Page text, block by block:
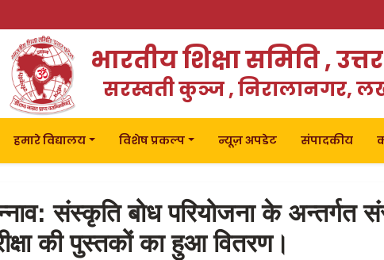
भारतीय शिक्षा समिति ,
सरस्वती कुञ्ज , निरालानगर,
हमारे विद्यालय विशेष प्रकल्प न्यूज़ अपडेट संपादकीय
संस्कृति बोध परियोजना के अन्तर्गत
की पुस्तकों का हुआ वितरण।